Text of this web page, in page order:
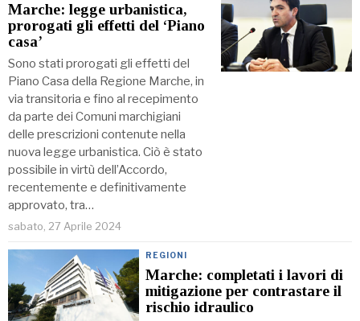
Marche: legge urbanistica,
prorogati gli effetti del ‘Piano
casa’
Sono stati prorogati gli effetti del
Piano Casa della Regione Marche, in
via transitoria e fino al recepimento
da parte dei Comuni marchigiani
delle prescrizioni contenute nella
nuova legge urbanistica. Ciò è stato
possibile in virtù dell’Accordo,
recentemente e definitivamente
approvato, tra…
sabato, 27 Aprile 2024
REGIONI
Marche: completati i lavori di
mitigazione per contrastare il
rischio idraulico